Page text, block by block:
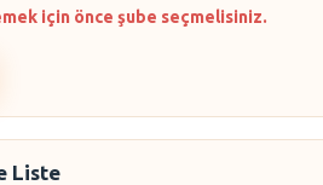
için önce şube seçmelisiniz.
Liste